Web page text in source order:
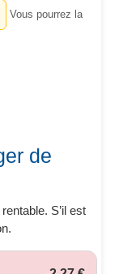
Vous pourrez la
de
S’il est